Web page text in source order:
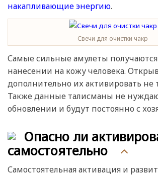
накапливающие энергию.
Свечи для очистки чакр
Самые сильные амулеты
нанесении на кожу человека.
дополнительно их активировать не
Также данные талисманы не
обновлении и будут постоянно с
Опасно ли
самостоятельно
Самостоятельная активация и